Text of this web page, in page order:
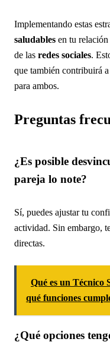
Implementando estas
saludables en tu
de las redes sociales.
que también contribuirá
para ambos.
Preguntas
¿Es posible
pareja lo note?
Sí, puedes ajustar tu
actividad. Sin embargo,
directas.
Qué es un Técnico
qué funciones
¿Qué opciones